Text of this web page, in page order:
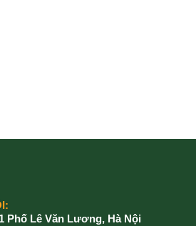
Phố Lê Văn Lương, Hà Nội